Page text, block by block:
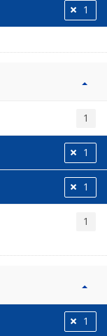
1
1
1
1
1
1